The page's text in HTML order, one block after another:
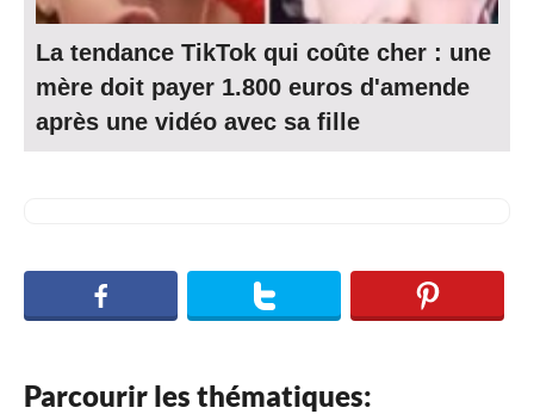
La tendance TikTok qui coûte cher : une
mère doit payer 1.800 euros d'amende
après une vidéo avec sa fille
Parcourir les thématiques: